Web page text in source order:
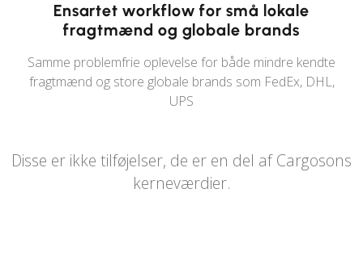
Ensartet workflow for små lokale
fragtmænd og globale brands
Samme problemfrie oplevelse for både mindre kendte
fragtmænd og store globale brands som FedEx, DHL,
UPS
Disse er ikke tilføjelser, de er en del af Cargosons
kerneværdier.